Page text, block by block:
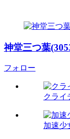
神堂三つ葉
フォロー
クライ
加速少